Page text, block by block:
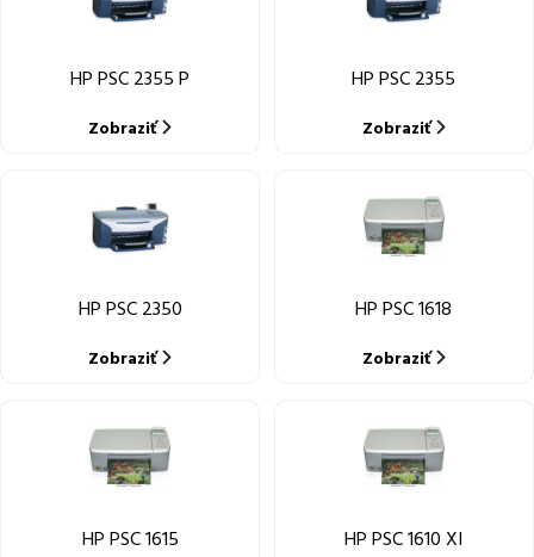
HP PSC 2355 P
Zobraziť
HP PSC 2355
Zobraziť
HP PSC 2350
Zobraziť
HP PSC 1618
Zobraziť
HP PSC 1615 HP PSC 1610 XI